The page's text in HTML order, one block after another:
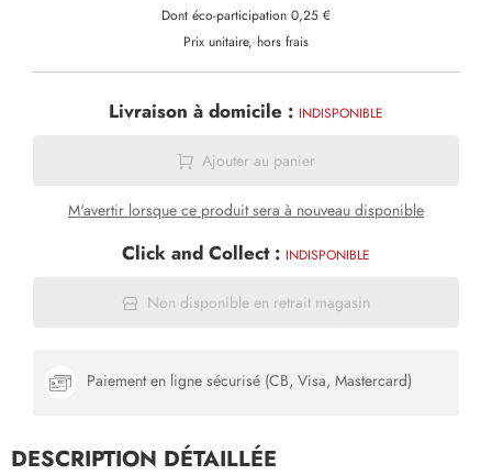
Dont éco-participation 0,25 €
Prix unitaire, hors frais
Livraison à domicile : INDISPONIBLE
Ajouter au panier
M'avertir lorsque ce produit sera à nouveau disponible
Click and Collect : INDISPONIBLE
Non disponible en retrait magasin
Paiement en ligne sécurisé (CB, Visa, Mastercard)
DESCRIPTION DÉTAILLÉE